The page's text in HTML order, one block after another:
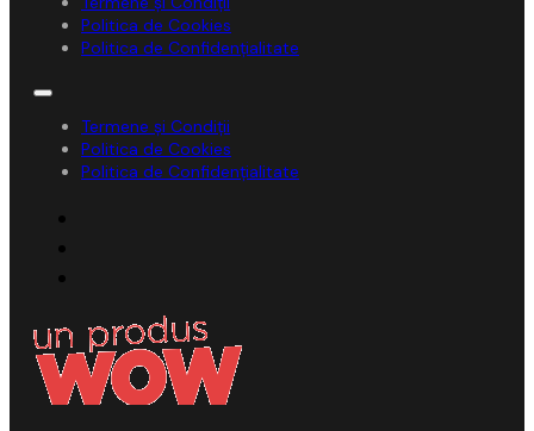
Politica de Cookies
Politica de Confidențialitate
Termene și Condiții
Politica de Cookies
Politica de Confidențialitate